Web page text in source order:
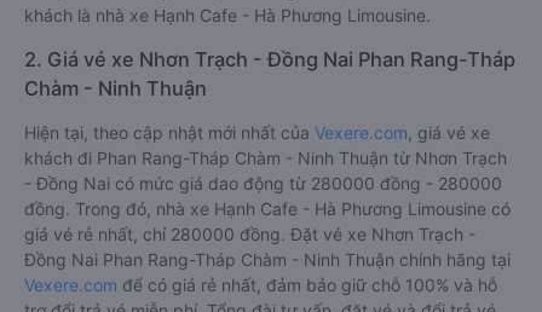
khách là nhà xe Hạnh Cafe - Hà Phương Limousine.
2. Giá vé xe Nhơn Trạch - Đồng Nai Phan Rang-Tháp
Chàm - Ninh Thuận
Hiện tại, theo cập nhật mới nhất của Vexere.com , giá vé xe
khách đi Phan Rang-Tháp Chàm - Ninh Thuận từ Nhơn Trạch
- Đồng Nai có mức giá dao động từ 280000 đồng - 280000
đồng. Trong đó, nhà xe Hạnh Cafe - Hà Phương Limousine có
giá vé rẻ nhất, chỉ 280000 đồng. Đặt vé xe Nhơn Trạch -
Đồng Nai Phan Rang-Tháp Chàm - Ninh Thuận chính hãng tại
Vexere.com để có giá rẻ nhất, đảm bảo giữ chỗ 100% và hỗ